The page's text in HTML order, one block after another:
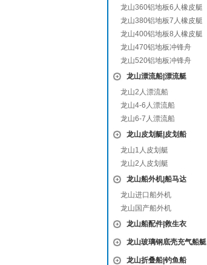
龙山360铝地板6人橡皮艇
龙山380铝地板7人橡皮艇
龙山400铝地板8人橡皮艇
龙山470铝地板冲锋舟
龙山520铝地板冲锋舟
龙山漂流船|漂流艇
龙山2人漂流船
龙山4-6人漂流船
龙山6-7人漂流船
龙山皮划艇|皮划船
龙山1人皮划艇
龙山2人皮划艇
龙山船外机|船马达
龙山进口船外机
龙山国产船外机
龙山船配件|救生衣
龙山玻璃钢底壳充气船艇
龙山折叠船|钓鱼船